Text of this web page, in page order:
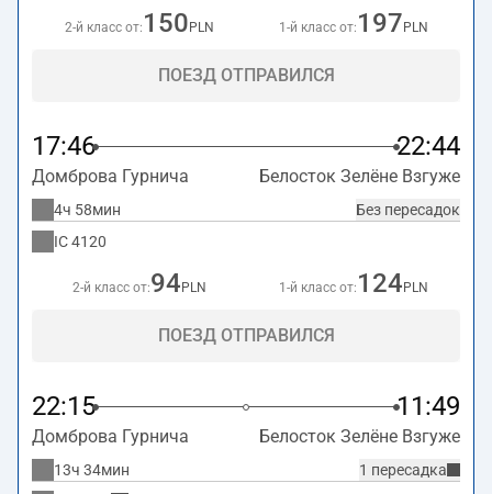
2-й класс от: 150 PLN 1-й класс от: 197 PLN
ПОЕЗД ОТПРАВИЛСЯ
17:46 22:44
Домброва Гурнича Белосток Зелёне Взгуже
Без пересадок
4ч 58мин
IC4120
2-й класс от:94 PLN 1-й класс от: 124 PLN
ПОЕЗД ОТПРАВИЛСЯ
22:15 11:49
Домброва Гурнича Белосток Зелёне Взгуже
1 пересадка
13ч 34мин